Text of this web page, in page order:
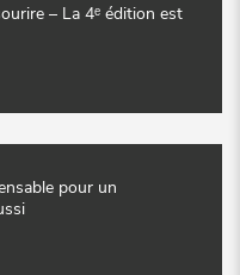
– La 4ᵉ édition est
pour un